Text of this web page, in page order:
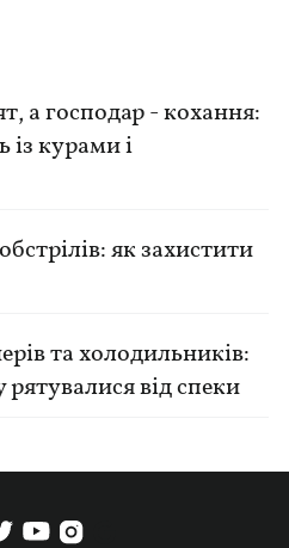
а господар - кохання:
із курами і
як захистити
та холодильників:
від спеки